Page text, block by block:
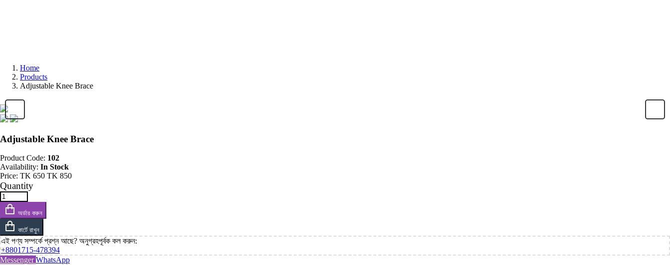
Home
Products
Adjustable Knee Brace
Adjustable Knee Brace
Product Code: 102
Availability: In Stock
Price: TK 650 TK 850
Quantity
অর্ডার করুন
কার্টে রাখুন
এই পণ্য সম্পর্কে প্রশ্ন আছে? অনুগ্রহপূর্বক কল করুন:
+8801715-478394
MessengerWhatsApp